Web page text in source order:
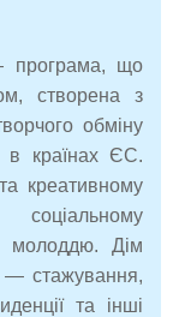
що
створена з
обміну
в країнах ЄС.
креативному
молоддю. Дім
— стажування,
та інші